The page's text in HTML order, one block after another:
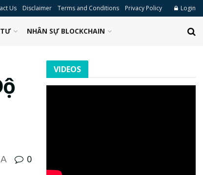
Us Disclaimer Terms and Conditions Privacy Policy Login
NHÂN SỰ BLOCKCHAIN
A 0
VIDEOS